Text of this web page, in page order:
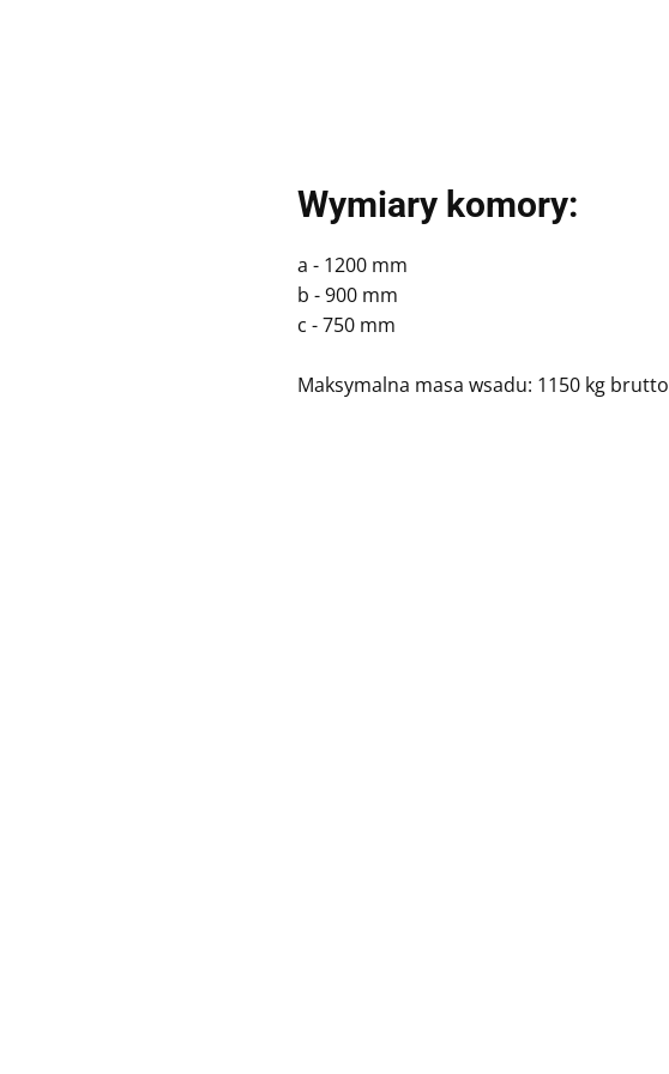
Wymiary komory:
a - 1200 mm
b - 900 mm
c - 750 mm
Maksymalna masa wsadu: 1150 kg brutto